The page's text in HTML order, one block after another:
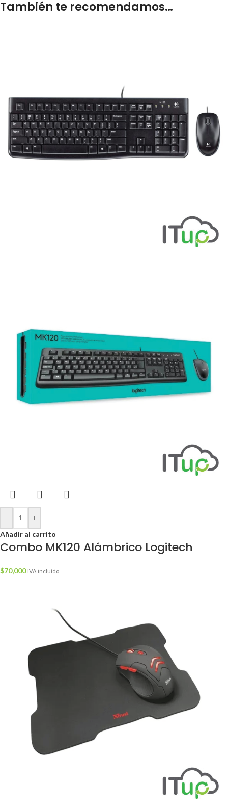
También te recomendamos…
-
+
Añadir al carrito
Combo MK120 Alámbrico Logitech
$70,000 IVA incluído